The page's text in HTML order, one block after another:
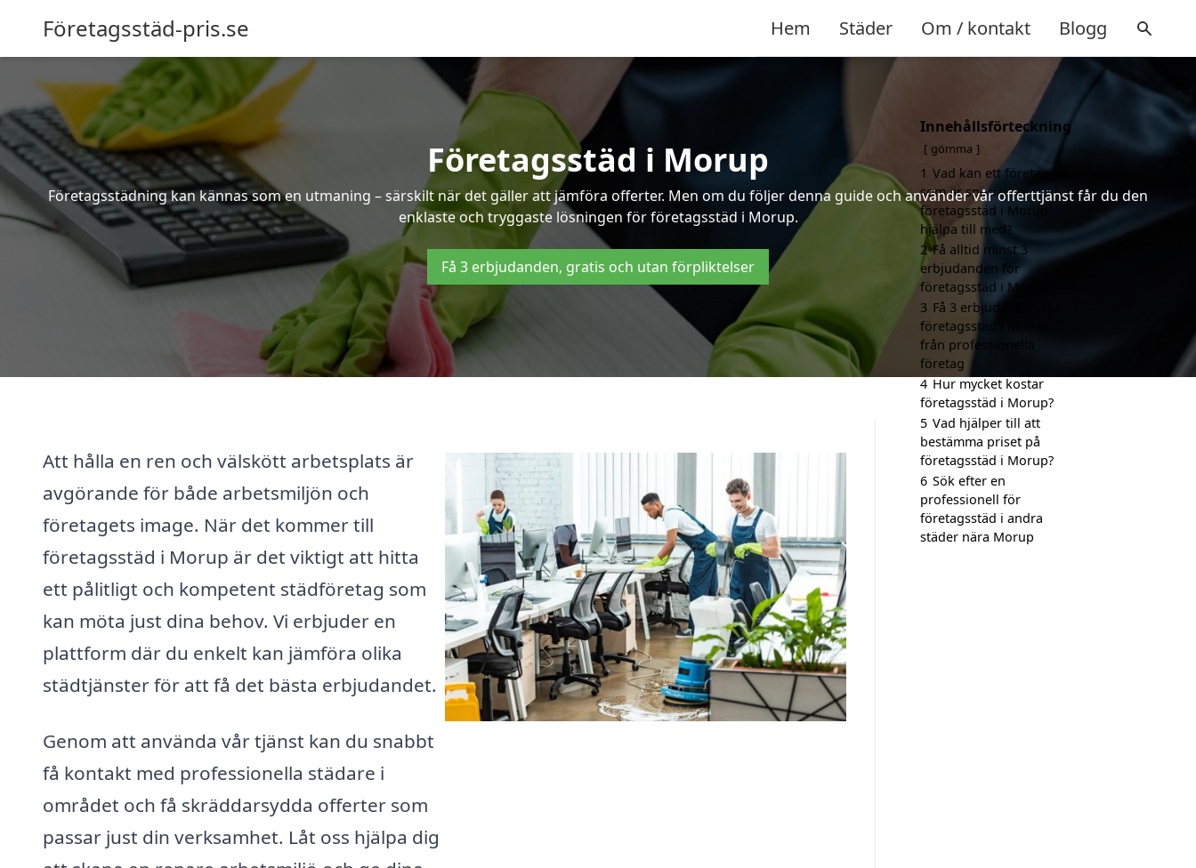
Företagsstäd-pris.se Hem Städer Om / kontakt Blogg
Företagsstäd i Morup
Företagsstädning kan kännas som en utmaning – särskilt när det gäller att jämföra offerter. Men om du följer denna guide och använder vår offerttjänst får du den
enklaste och tryggaste lösningen för företagsstäd i Morup.
Få 3 erbjudanden, gratis och utan förpliktelser
Att hålla en ren och välskött arbetsplats är
avgörande för både arbetsmiljön och
företagets image. När det kommer till
företagsstäd i Morup är det viktigt att hitta
ett pålitligt och kompetent städföretag som
kan möta just dina behov. Vi erbjuder en
plattform där du enkelt kan jämföra olika
städtjänster för att få det bästa erbjudandet.
Genom att använda vår tjänst kan du snabbt
få kontakt med professionella städare i
området och få skräddarsydda offerter som
passar just din verksamhet. Låt oss hjälpa dig
Innehållsförteckning
gömma
1 Vad kan ett företag
som är specialiserat på
företagsstäd i Morup
hjälpa till med?
2 Få alltid minst 3
erbjudanden för
företagsstäd i Morup
3 Få 3 erbjudanden för
företagsstäd i Morup
från professionella
företag
4 Hur mycket kostar
företagsstäd i Morup?
5 Vad hjälper till att
bestämma priset på
företagsstäd i Morup?
6 Sök efter en
professionell för
företagsstäd i andra
städer nära Morup